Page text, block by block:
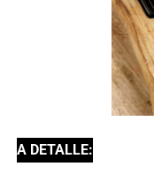
A DETALLE: